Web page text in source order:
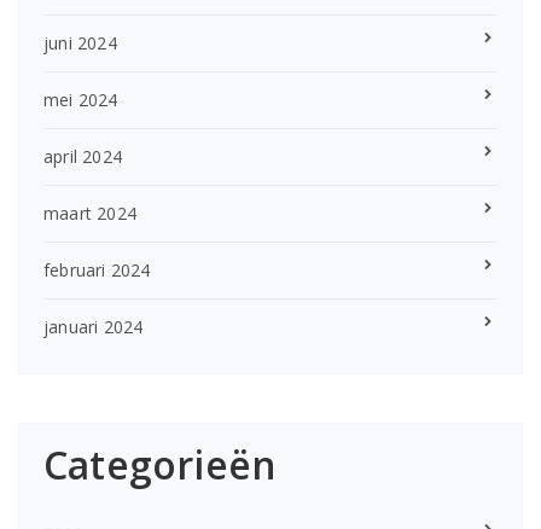
juni 2024
mei 2024
april 2024
maart 2024
februari 2024
januari 2024
Categorieën